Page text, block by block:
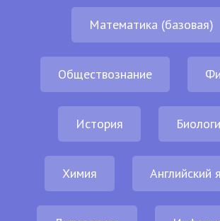
Математика (базовая)
Обществознание
История
Химия Английский